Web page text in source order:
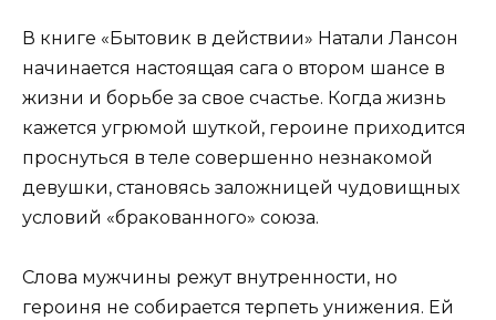
В книге «Бытовик в действии» Натали Лансон
начинается настоящая сага о втором шансе в
жизни и борьбе за свое счастье. Когда жизнь
кажется угрюмой шуткой, героине приходится
проснуться в теле совершенно незнакомой
девушки, становясь заложницей чудовищных
условий «бракованного» союза.
Слова мужчины режут внутренности, но
героиня не собирается терпеть унижения. Ей